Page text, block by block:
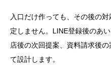
入口だけ作っても、その後の
定しません。LINE登録後のあ
店後の次回提案、資料請求後
て設計します。